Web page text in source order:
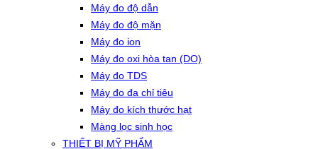
Máy đo độ dẫn
Máy đo độ mặn
Máy đo ion
Máy đo oxi hòa tan (DO)
Máy đo TDS
Máy đo đa chỉ tiêu
Máy đo kích thước hạt
Màng lọc sinh học
THIẾT BỊ MỸ PHẨM